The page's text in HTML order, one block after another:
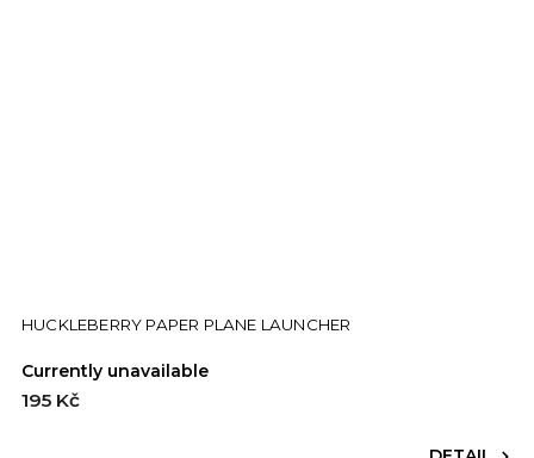
HUCKLEBERRY PAPER PLANE LAUNCHER
Currently unavailable
195 Kč